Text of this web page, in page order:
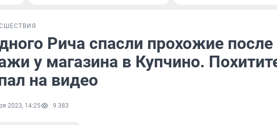
Рича спасли прохожие после
у магазина в Купчино.
на видео
2023, 14:25 9 383